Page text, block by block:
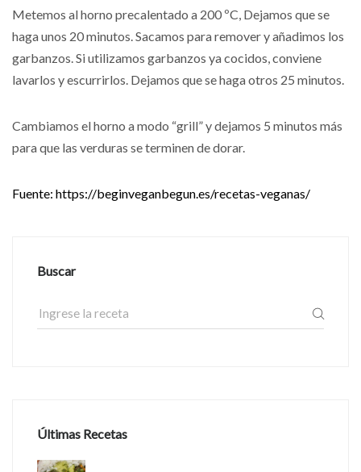
Metemos al horno precalentado a 200 ºC, Dejamos que se
haga unos 20 minutos. Sacamos para remover y añadimos los
garbanzos. Si utilizamos garbanzos ya cocidos, conviene
lavarlos y escurrirlos. Dejamos que se haga otros 25 minutos.
Cambiamos el horno a modo “grill” y dejamos 5 minutos más
para que las verduras se terminen de dorar.
Fuente: https://beginveganbegun.es/recetas-veganas/
Buscar
Últimas Recetas